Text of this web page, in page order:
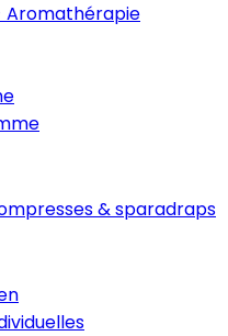
Aromathérapie
& sparadraps